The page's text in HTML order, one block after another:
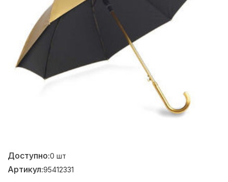
Доступно:0 шт
Артикул:95412331